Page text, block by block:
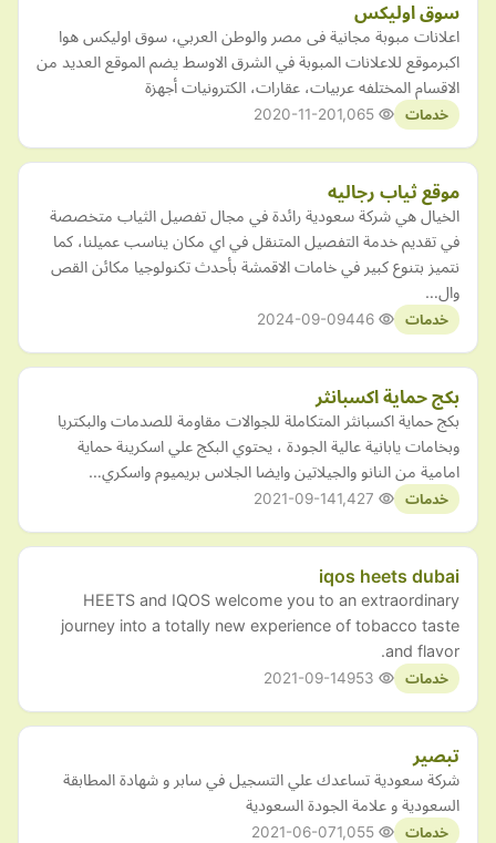
سوق اوليكس
اعلانات مبوبة مجانية فى مصر والوطن العربي، سوق اوليكس هوا
اكبرموقع للاعلانات المبوبة في الشرق الاوسط يضم الموقع العديد من
الاقسام المختلفه عربيات، عقارات، الكترونيات أجهزة
خدمات 2020-11-20
موقع ثياب رجاليه
الخيال هي شركة سعودية رائدة في مجال تفصيل الثياب متخصصة
في تقديم خدمة التفصيل المتنقل في اي مكان يناسب عميلنا، كما
نتميز بتنوع كبير في خامات الاقمشة بأحدث تكنولوجيا مكائن القص
وال…
خدمات 2024-09-09
بكج حماية اكسبانثر
بكج حماية اكسبانثر المتكاملة للجوالات مقاومة للصدمات والبكتريا
وبخامات يابانية عالية الجودة ، يحتوي البكج علي اسكرينة حماية
امامية من النانو والجيلاتين وايضا الجلاس بريميوم واسكري…
خدمات 2021-09-14
iqos heets dubai
HEETS and IQOS welcome you to an extraordinary
journey into a totally new experience of tobacco taste
and flavor.
خدمات 2021-09-14
تبصير
شركة سعودية تساعدك علي التسجيل في سابر و شهادة المطابقة
السعودية و علامة الجودة السعودية
خدمات 2021-06-07